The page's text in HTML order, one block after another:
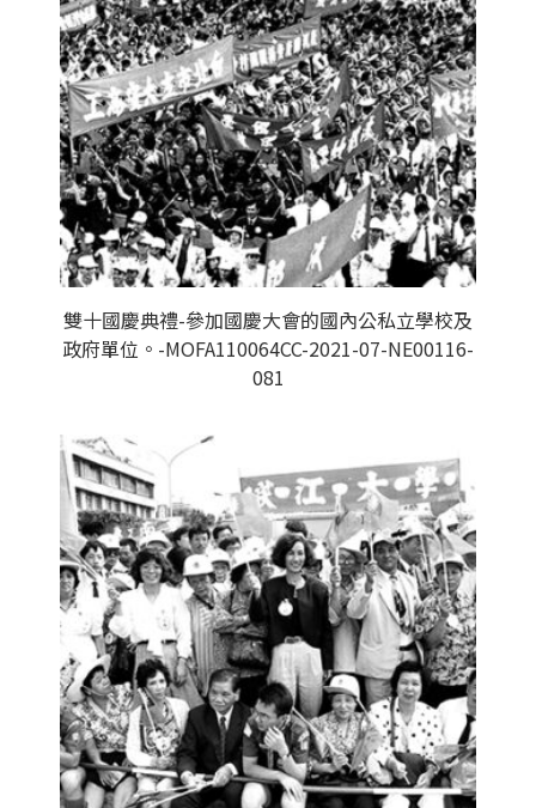
雙十國慶典禮-參加國慶大會的國內公私立學校及
政府單位。-MOFA110064CC-2021-07-NE00116-
081